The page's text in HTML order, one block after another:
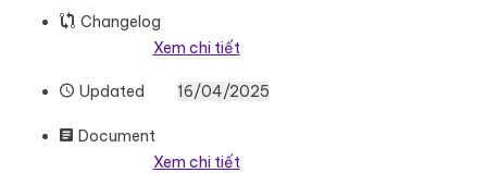
Changelog
Xem chi tiết
Updated 16/04/2025
Document
Xem chi tiết